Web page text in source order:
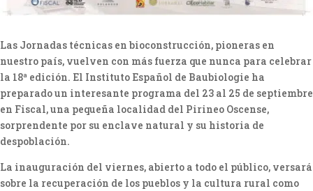
Las Jornadas técnicas en bioconstrucción, pioneras en
nuestro país, vuelven con más fuerza que nunca para celebrar
la 18ª edición. El Instituto Español de Baubiologie ha
preparado un interesante programa del 23 al 25 de septiembre
en Fiscal, una pequeña localidad del Pirineo Oscense,
sorprendente por su enclave natural y su historia de
despoblación.
La inauguración del viernes, abierto a todo el público, versará
sobre la recuperación de los pueblos y la cultura rural como